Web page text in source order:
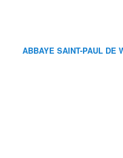
ABBAYE SAINT-PAUL DE